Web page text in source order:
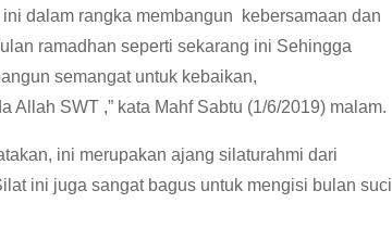
dalam rangka membangun kebersamaan dan
ramadhan seperti sekarang ini Sehingga
semangat untuk kebaikan,
SWT ,” kata Mahf Sabtu (1/6/2019) malam.
ini merupakan ajang silaturahmi dari
ini juga sangat bagus untuk mengisi bulan suci